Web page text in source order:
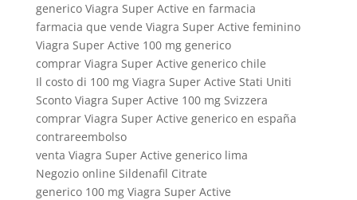
generico Viagra Super Active en farmacia
farmacia que vende Viagra Super Active feminino
Viagra Super Active 100 mg generico
comprar Viagra Super Active generico chile
Il costo di 100 mg Viagra Super Active Stati Uniti
Sconto Viagra Super Active 100 mg Svizzera
comprar Viagra Super Active generico en españa
contrareembolso
venta Viagra Super Active generico lima
Negozio online Sildenafil Citrate
generico 100 mg Viagra Super Active